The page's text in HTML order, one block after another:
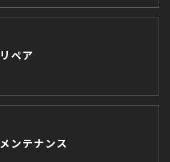
リペア
メンテナンス